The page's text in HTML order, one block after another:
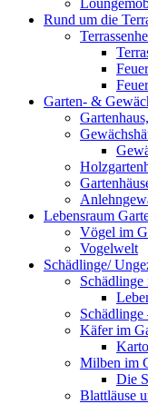
Rund um die
Garten- &
Lebensraum
Vögel im
Vogelwelt
Schädlinge/
Schädlinge
Käfer im
Milben im
Die
Blattläuse